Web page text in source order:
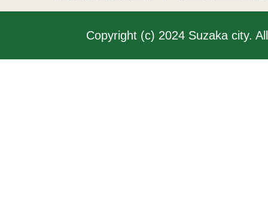
Copyright (c) 2024 Suzaka city.